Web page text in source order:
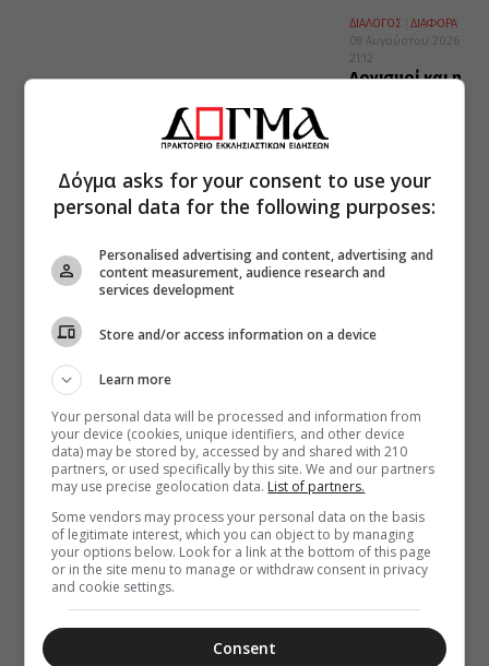
ΔΙΑΛΟΓΟΣ
ΔΙΑΦΟΡΑ
08 Αυγούστου 2026
21:12
Λογισμοί και η
Δόγμα asks for your consent to use your
personal data for the following purposes:
Personalised advertising and content, advertising and
content measurement, audience research and
services development
Store and/or access information on a device
Learn more
Your personal data will be processed and information from
your device (cookies, unique identifiers, and other device
data) may be stored by, accessed by and shared with 210
partners, or used specifically by this site. We and our partners
may use precise geolocation data. List of partners.
Some vendors may process your personal data on the basis
of legitimate interest, which you can object to by managing
your options below. Look for a link at the bottom of this page
or in the site menu to manage or withdraw consent in privacy
and cookie settings.
Consent